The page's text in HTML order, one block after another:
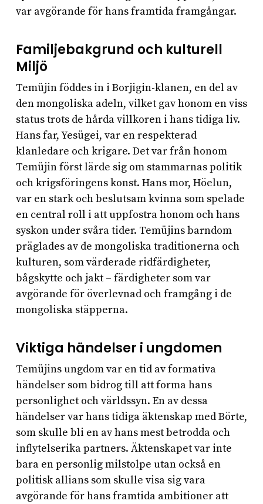
var avgörande för hans framtida framgångar.
Familjebakgrund och kulturell
Miljö
Temüjin föddes in i Borjigin-klanen, en del av
den mongoliska adeln, vilket gav honom en viss
status trots de hårda villkoren i hans tidiga liv.
Hans far, Yesügei, var en respekterad
klanledare och krigare. Det var från honom
Temüjin först lärde sig om stammarnas politik
och krigsföringens konst. Hans mor, Höelun,
var en stark och beslutsam kvinna som spelade
en central roll i att uppfostra honom och hans
syskon under svåra tider. Temüjins barndom
präglades av de mongoliska traditionerna och
kulturen, som värderade ridfärdigheter,
bågskytte och jakt – färdigheter som var
avgörande för överlevnad och framgång i de
mongoliska stäpperna.
Viktiga händelser i ungdomen
Temüjins ungdom var en tid av formativa
händelser som bidrog till att forma hans
personlighet och världssyn. En av dessa
händelser var hans tidiga äktenskap med Börte,
som skulle bli en av hans mest betrodda och
inflytelserika partners. Äktenskapet var inte
bara en personlig milstolpe utan också en
politisk allians som skulle visa sig vara
avgörande för hans framtida ambitioner att